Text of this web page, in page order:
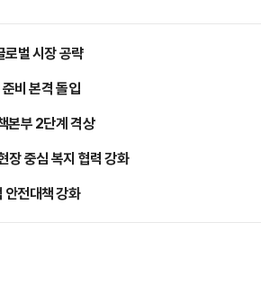
벌 시장 공략
비 본격 돌입
본부 2단계 격상
장 중심 복지 협력 강화
전대책 강화